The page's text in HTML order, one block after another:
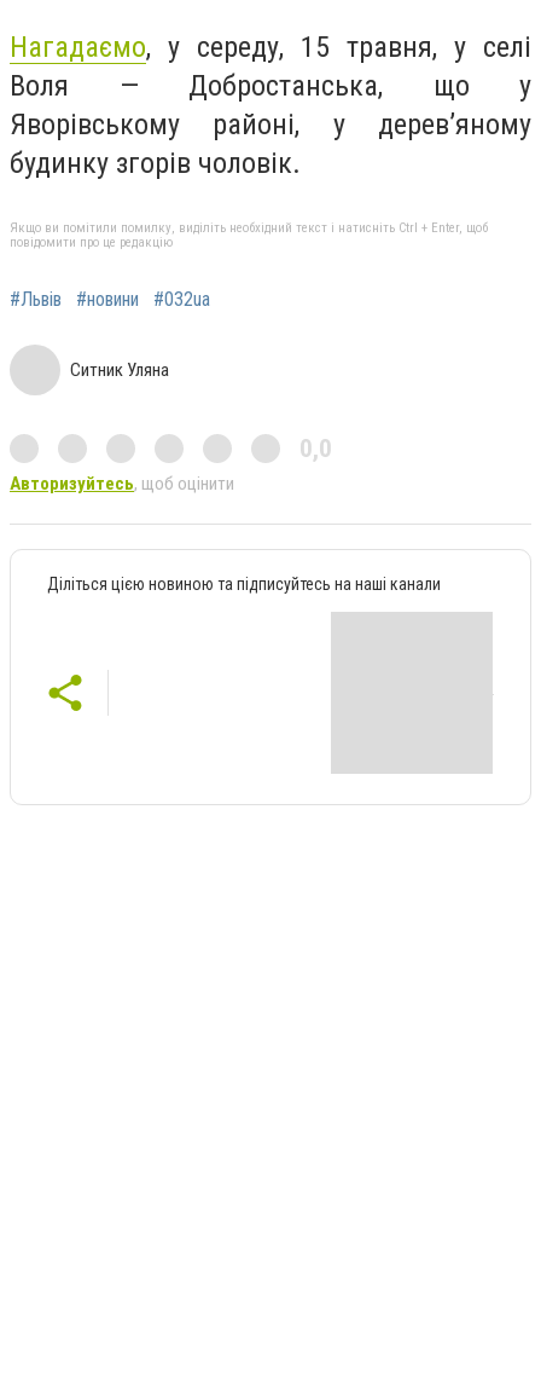
Нагадаємо, у середу, 15 травня, у селі
Воля — Добростанська, що у
Яворівському районі, у дерев’яному
будинку згорів чоловік.
Якщо ви помітили помилку, виділіть необхідний текст і натисніть Ctrl + Enter, щоб
повідомити про це редакцію
#Львів #новини #032ua
Ситник Уляна
0,0
Авторизуйтесь, щоб оцінити
Діліться цією новиною та підписуйтесь на наші канали